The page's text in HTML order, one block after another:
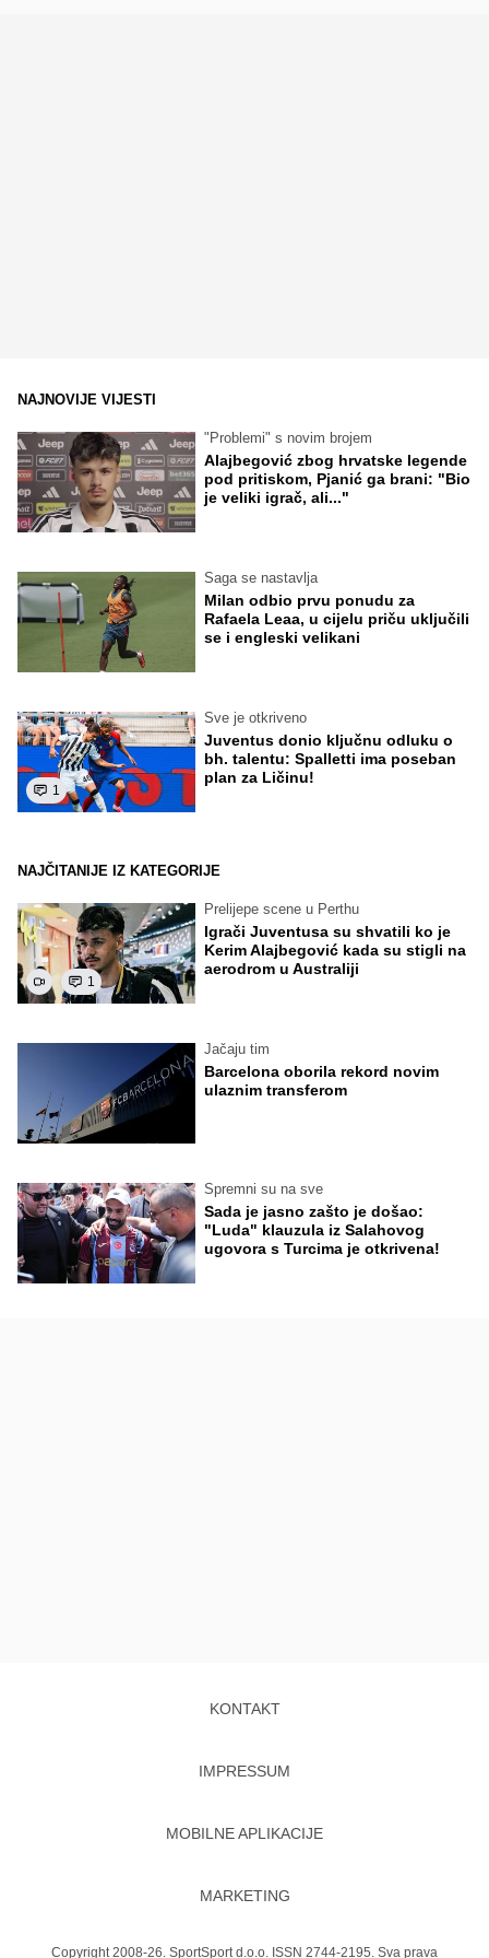
NAJNOVIJE VIJESTI
"Problemi" s novim brojem
Alajbegović zbog hrvatske legende
pod pritiskom, Pjanić ga brani: "Bio
je veliki igrač, ali..."
Saga se nastavlja
Milan odbio prvu ponudu za
Rafaela Leaa, u cijelu priču uključili
se i engleski velikani
1
Sve je otkriveno
Juventus donio ključnu odluku o
bh. talentu: Spalletti ima poseban
plan za Ličinu!
NAJČITANIJE IZ KATEGORIJE
1
Prelijepe scene u Perthu
Igrači Juventusa su shvatili ko je
Kerim Alajbegović kada su stigli na
aerodrom u Australiji
Jačaju tim
Barcelona oborila rekord novim
ulaznim transferom
Spremni su na sve
Sada je jasno zašto je došao:
"Luda" klauzula iz Salahovog
ugovora s Turcima je otkrivena!
KONTAKT
IMPRESSUM
MOBILNE APLIKACIJE
MARKETING
Copyright 2008-26. SportSport d.o.o. ISSN 2744-2195. Sva prava